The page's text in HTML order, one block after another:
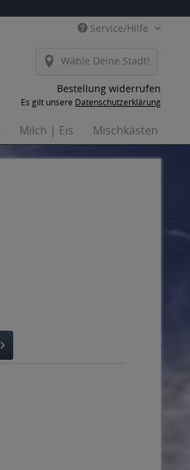
Service/Hilfe
Wähle Deine Stadt!
Bestellung widerrufen
Es gilt unsere Datenschutzerklärung
Milch | Eis Mischkästen